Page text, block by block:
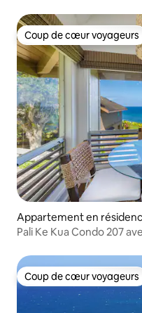
Coup de cœur voyageurs
Coup de cœur voyageurs
Appartement en
Pali Ke Kua Condo 207
Coup de cœur voyageurs
Coup de cœur voyageurs